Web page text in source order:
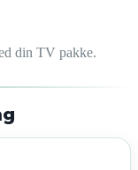
din TV pakke.